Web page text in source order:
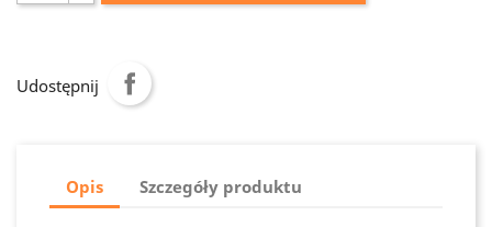
Udostępnij
Opis Szczegóły produktu